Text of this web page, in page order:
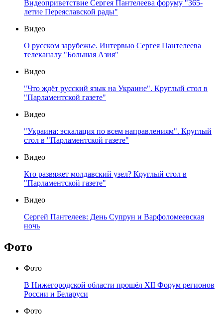
Видеоприветствие Сергея Пантелеева форуму "365-
летие Переяславской рады"
Видео
О русском зарубежье. Интервью Сергея Пантелеева
телеканалу "Большая Азия"
Видео
"Что ждёт русский язык на Украине". Круглый стол в
"Парламентской газете"
Видео
"Украина: эскалация по всем направлениям". Круглый
стол в "Парламентской газете"
Видео
Кто развяжет молдавский узел? Круглый стол в
"Парламентской газете"
Видео
Сергей Пантелеев: День Супрун и Варфоломеевская
ночь
Фото
Фото
В Нижегородской области прошёл XII Форум регионов
России и Беларуси
Фото